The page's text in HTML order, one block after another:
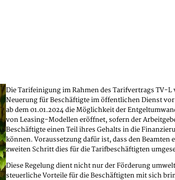
Die Tarifeinigung im Rahmen des Tarifvertrags TV-
Neuerung für Beschäftigte im öffentlichen Dienst
ab dem 01.01.2024 die Möglichkeit der
von Leasing-Modellen eröffnet, sofern der
Beschäftigte einen Teil ihres Gehalts in die
können. Voraussetzung dafür ist, dass den Beamten
zweiten Schritt dies für die Tarifbeschäftigten
Diese Regelung dient nicht nur der Förderung
steuerliche Vorteile für die Beschäftigten mit sich